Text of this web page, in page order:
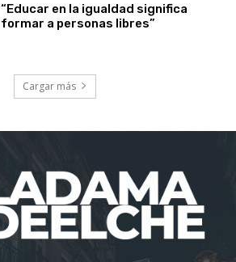
“Educar en la igualdad significa
formar a personas libres”
Cargar más